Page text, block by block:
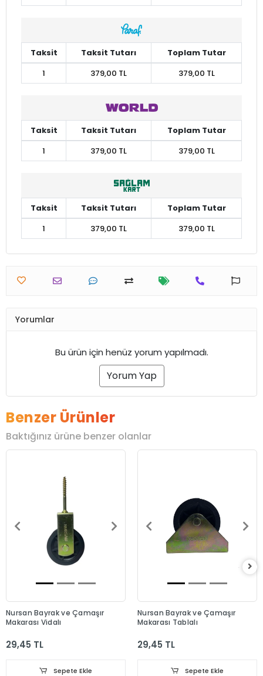
Taksit Taksit Tutarı
Toplam Tutar
1
379,00 TL 379,00 TL
Taksit Taksit Tutarı
Toplam Tutar
1
379,00 TL 379,00 TL
Taksit Taksit Tutarı
Toplam Tutar
1
379,00 TL 379,00 TL
Yorumlar
Bu ürün için henüz yorum yapılmadı.
Yorum Yap
Benzer Ürünler
Baktığınız ürüne benzer olanlar
Nursan Bayrak ve Çamaşır
Makarası Vidalı
29,45 TL
Sepete Ekle
Nursan Bayrak ve Çamaşır
Makarası Tablalı
29,45 TL
Sepete Ekle